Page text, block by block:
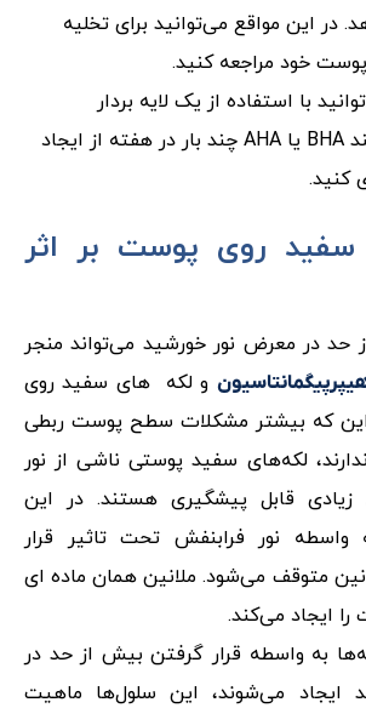
در این مواقع می‌توانید برای تخلیه
خود مراجعه کنید.
با استفاده از یک لایه بردار
شیمیایی ملایم مانند BHA یا AHA چند بار در هفته از ایجاد
کنید.
سفید روی پوست بر اثر
حد در معرض نور خورشید می‌تواند منجر
و لکه های سفید روی
این که بیشتر مشکلات سطح پوست ربطی
لکه‌های سفید پوستی ناشی از نور
زیادی قابل پیشگیری هستند. در این
واسطه نور فرابنفش تحت تاثیر قرار
متوقف می‌شود. ملانین همان ماده ای
ایجاد می‌کند.
به واسطه قرار گرفتن بیش از حد در
ایجاد می‌شوند، این سلول‌ها ماهیت